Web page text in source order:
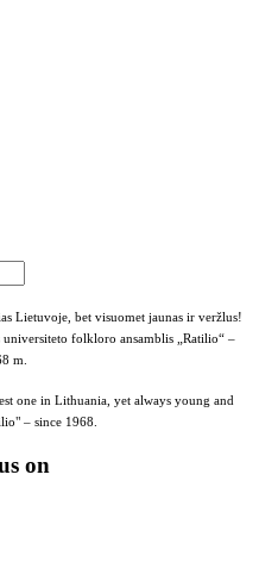
Lietuvoje, bet visuomet jaunas ir veržlus!
universiteto folkloro ansamblis „Ratilio“ –
m.
one in Lithuania, yet always young and
– since 1968.
on